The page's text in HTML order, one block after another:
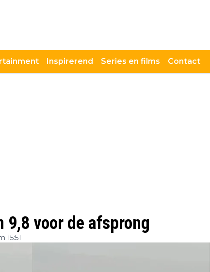
Inspirerend Series en films Contact
9,8 voor de afsprong
15:51